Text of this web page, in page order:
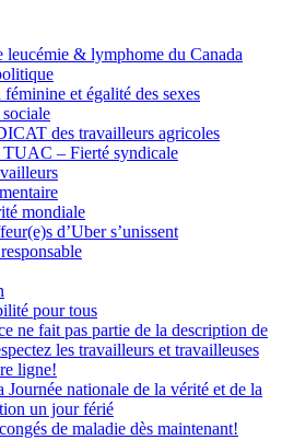
leucémie & lymphome du Canada
et égalité des sexes
des travailleurs agricoles
TUAC – Fierté syndicale
mondiale
d’Uber s’unissent
pour tous
ne fait pas partie de la description de
les travailleurs et travailleuses
ligne!
Journée nationale de la vérité et de la
un jour férié
de maladie dès maintenant!